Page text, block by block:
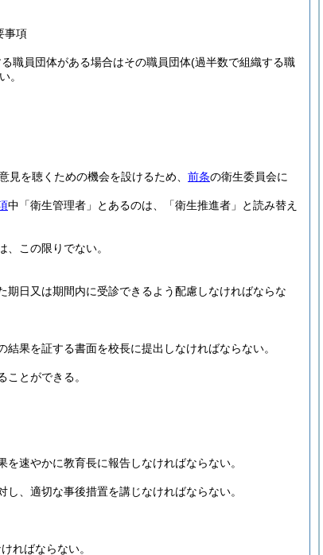
事項
職員団体がある場合はその職員団体(過半数で組織する職
。
を聴くための機会を設けるため、 前条の衛生委員会に
中「衛生管理者」とあるのは、「衛生推進者」と読み替え
この限りでない。
日又は期間内に受診できるよう配慮しなければならな
果を証する書面を校長に提出しなければならない。
とができる。
速やかに教育長に報告しなければならない。
、適切な事後措置を講じなければならない。
ればならない。